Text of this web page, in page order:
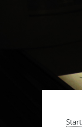
Start